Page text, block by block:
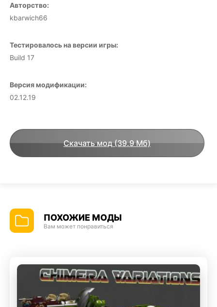
Авторство:
kbarwich66
Тестировалось на версии игры:
Build 17
Версия модификации:
02.12.19
Скачать мод (39.9 Мб)
ПОХОЖИЕ МОДЫ
Вам может понравиться